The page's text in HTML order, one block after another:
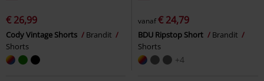
€ 26,99
Cody Vintage Shorts
Brandit
Shorts
vanaf€ 24,79
BDU Ripstop Short
Brandit
Shorts
+4